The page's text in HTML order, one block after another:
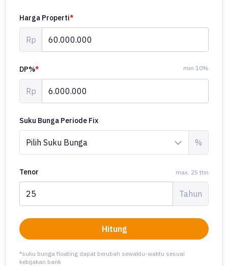
Harga Properti*
Rp
DP%* min 10%
Rp
Suku Bunga Periode Fix
%
Tenor max. 25 thn
Tahun
Hitung
*suku bunga floating dapat berubah sewaktu-waktu sesuai
kebijakan bank